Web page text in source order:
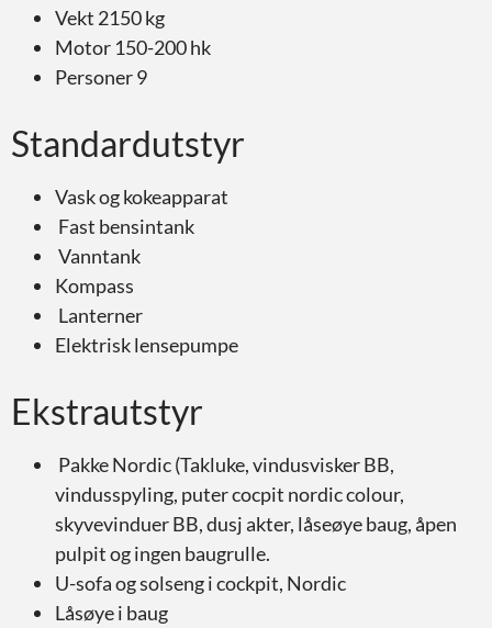
Vekt 2150 kg
Motor 150-200 hk
Personer 9
Standardutstyr
Vask og kokeapparat
Fast bensintank
Vanntank
Kompass
Lanterner
Elektrisk lensepumpe
Ekstrautstyr
Pakke Nordic (Takluke, vindusvisker BB,
vindusspyling, puter cocpit nordic colour,
skyvevinduer BB, dusj akter, låseøye baug, åpen
pulpit og ingen baugrulle.
U-sofa og solseng i cockpit, Nordic
Låsøye i baug